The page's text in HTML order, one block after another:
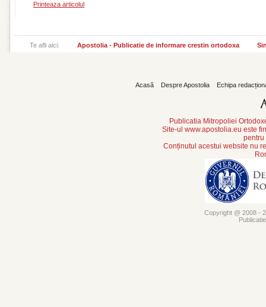
Printeaza articolul
Te afli aici: Apostolia - Publicatie de informare crestin ortodoxa
Acasă Despre Apostolia Echipa
Publicatia Mitropoliei
Site-ul www.apostolia.eu este
pentru
Conținutul acestui website nu
Copyright @ 2008 -